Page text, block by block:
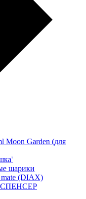
Moon Garden (для
шарики
mate (DIAX)